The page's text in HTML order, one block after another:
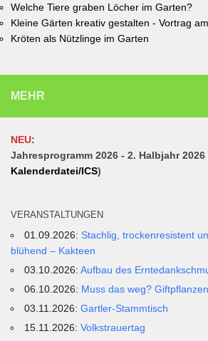
Welche Tiere graben Löcher im Garten?
Kleine Gärten kreativ gestalten - Vortrag
Kröten als Nützlinge im Garten
MEHR
NEU:
Jahresprogramm 2026 - 2. Halbjahr 2026
Kalenderdatei/ICS)
VERANSTALTUNGEN
01.09.2026: Stachlig, trockenresistent
blühend – Kakteen
03.10.2026:Aufbau des
06.10.2026: Muss das weg?
03.11.2026:Gartler-Stammtisch
15.11.2026:Volkstrauertag